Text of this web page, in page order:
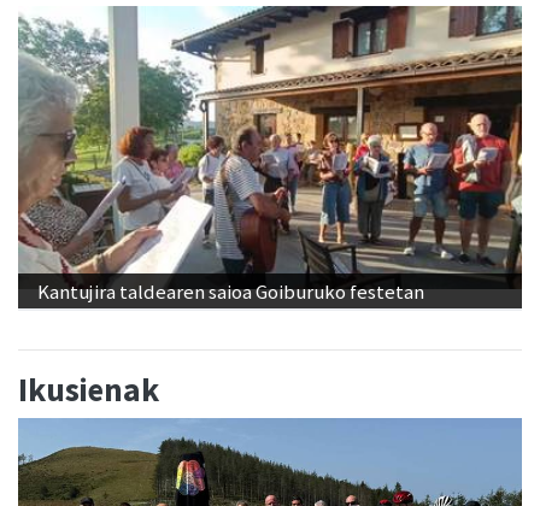
Kantujira taldearen saioa Goiburuko festetan
Ikusienak